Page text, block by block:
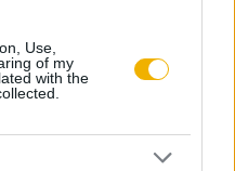
Use,
of my
with the
és a „remeteévek”
a bárót fáradhatatlan
alatt megreformálta az